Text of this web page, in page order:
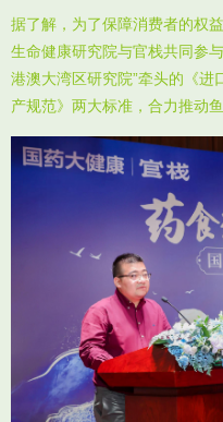
据了解，为了保障消费者的权
生命健康研究院与官栈共同参
港澳大湾区研究院”牵头的《
产规范》两大标准，合力推动